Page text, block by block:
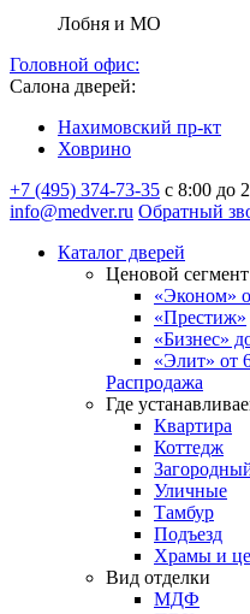
Лобня и МО
Головной офис:
Салона дверей:
Нахимовский пр-кт
Ховрино
+7 (495) 374-73-35 с 8:00 до
info@medver.ru Обратный
Каталог дверей
Ценовой сегмент
«Эконом»
«Престиж»
«Бизнес»
«Элит» от
Распродажа
Где
Квартира
Коттедж
Уличные
Тамбур
Подъезд
Храмы и
Вид отделки
МДФ